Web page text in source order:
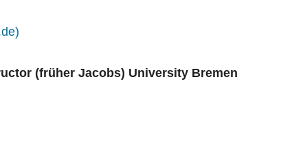
(früher Jacobs) University Bremen